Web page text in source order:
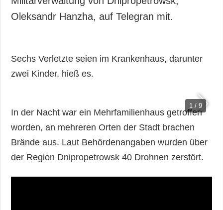
Oleksandr Hanzha, auf Telegran mit.
Sechs Verletzte seien im Krankenhaus, darunter
zwei Kinder, hieß es.
1 / 9
In der Nacht war ein Mehrfamilienhaus getroffen
worden, an mehreren Orten der Stadt brachen
Brände aus. Laut Behördenangaben wurden über
der Region Dnipropetrowsk 40 Drohnen zerstört.